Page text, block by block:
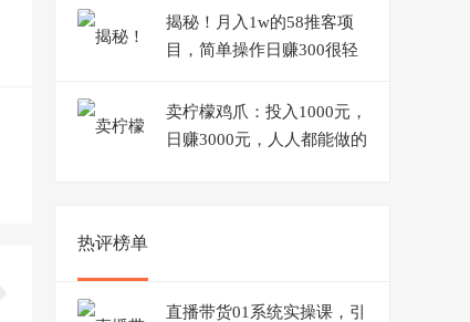
揭秘！月入1w的58推客项
目，简单操作日赚300很轻
卖柠檬鸡爪：投入1000元，
日赚3000元，人人都能做的
热评榜单
直播带货01系统实操课，引